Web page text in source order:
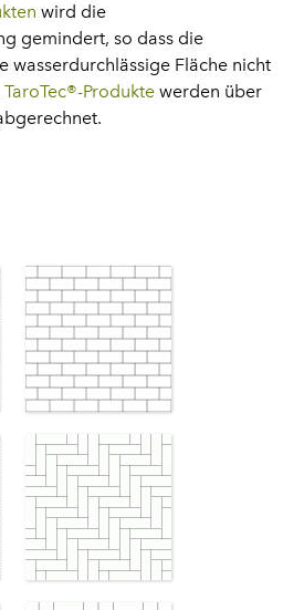
wird die
gemindert, so dass die
wasserdurchlässige Fläche nicht
TaroTec®-Produkte werden über